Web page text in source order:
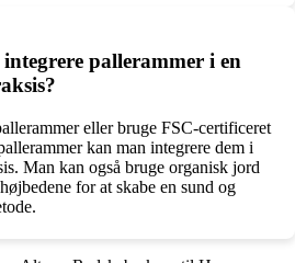
pallerammer i en
eller bruge FSC-certificeret
kan man integrere dem i
Man kan også bruge organisk jord
for at skabe en sund og